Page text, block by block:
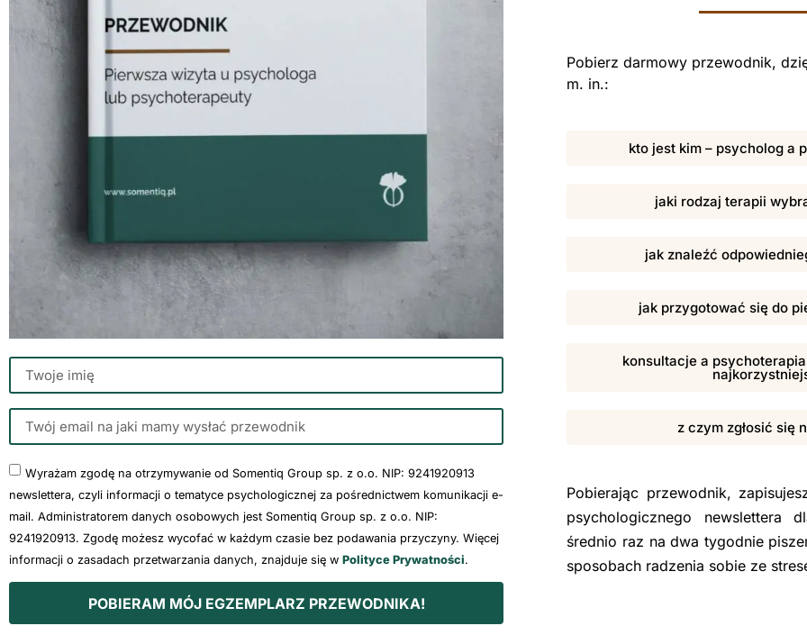
Wyrażam zgodę na otrzymywanie od Somentiq Group sp. z o.o. NIP: 9241920913
newslettera, czyli informacji o tematyce psychologicznej za pośrednictwem komunikacji e-
mail. Administratorem danych osobowych jest Somentiq Group sp. z o.o. NIP:
9241920913. Zgodę możesz wycofać w każdym czasie bez podawania przyczyny. Więcej
informacji o zasadach przetwarzania danych, znajduje się w Polityce Prywatności.
POBIERAM MÓJ EGZEMPLARZ PRZEWODNIKA!
Pobierz darmowy przewodnik,
m. in.:
kto jest kim – psycholog a
jaki rodzaj terapii
jak znaleźć
jak przygotować się do
konsultacje a
z czym zgłosić się
Pobierając przewodnik,
psychologicznego newslettera
średnio raz na dwa tygodnie
sposobach radzenia sobie ze